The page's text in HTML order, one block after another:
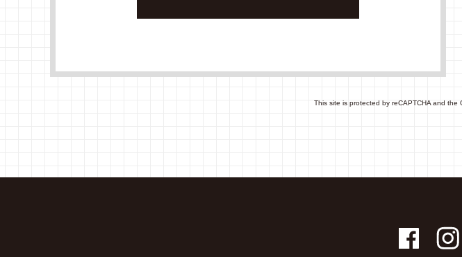
This site is protected by reCAPTCHA and the
Facebook